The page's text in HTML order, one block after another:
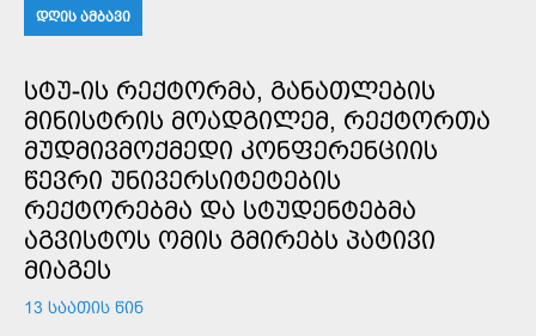
ᲓᲦᲘᲡ ᲐᲛᲑᲐᲕᲘ
ᲡᲢᲣ-ᲘᲡ ᲠᲔᲥᲢᲝᲠᲛᲐ, ᲒᲐᲜᲐᲗᲚᲔᲑᲘᲡ
ᲛᲘᲜᲘᲡᲢᲠᲘᲡ ᲛᲝᲐᲓᲒᲘᲚᲔᲛ, ᲠᲔᲥᲢᲝᲠᲗᲐ
ᲛᲣᲓᲛᲘᲕᲛᲝᲥᲛᲔᲓᲘ ᲙᲝᲜᲤᲔᲠᲔᲜᲪᲘᲘᲡ
ᲬᲔᲕᲠᲘ ᲣᲜᲘᲕᲔᲠᲡᲘᲢᲔᲢᲔᲑᲘᲡ
ᲠᲔᲥᲢᲝᲠᲔᲑᲛᲐ ᲓᲐ ᲡᲢᲣᲓᲔᲜᲢᲔᲑᲛᲐ
ᲐᲒᲕᲘᲡᲢᲝᲡ ᲝᲛᲘᲡ ᲒᲛᲘᲠᲔᲑᲡ ᲞᲐᲢᲘᲕᲘ
ᲛᲘᲐᲒᲔᲡ
13 ᲡᲐᲐᲗᲘᲡ ᲬᲘᲜ